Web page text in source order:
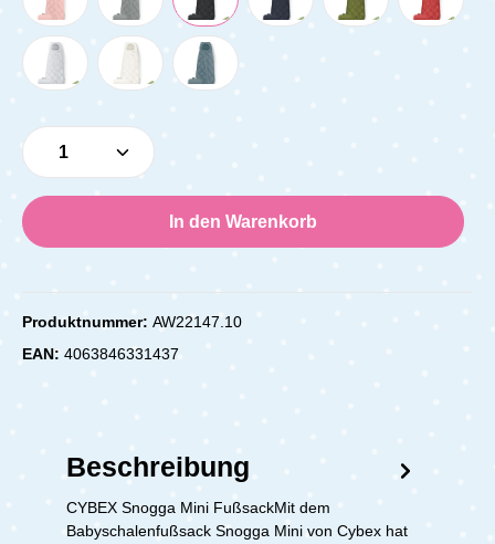
Produkt Anzahl: Gib den gewünschten
In den Warenkorb
Produktnummer: AW22147.10
EAN: 4063846331437
Beschreibung
CYBEX Snogga Mini FußsackMit dem
Babyschalenfußsack Snogga Mini von Cybex hat